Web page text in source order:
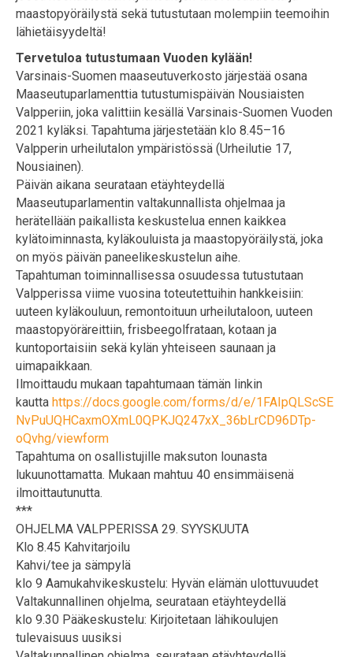
maastopyöräilystä sekä tutustutaan molempiin teemoihin
lähietäisyydeltä!
Tervetuloa tutustumaan Vuoden kylään!
Varsinais-Suomen maaseutuverkosto järjestää osana
Maaseutuparlamenttia tutustumispäivän Nousiaisten
Valpperiin, joka valittiin kesällä Varsinais-Suomen Vuoden
2021 kyläksi. Tapahtuma järjestetään klo 8.45–16
Valpperin urheilutalon ympäristössä (Urheilutie 17,
Nousiainen).
Päivän aikana seurataan etäyhteydellä
Maaseutuparlamentin valtakunnallista ohjelmaa ja
herätellään paikallista keskustelua ennen kaikkea
kylätoiminnasta, kyläkouluista ja maastopyöräilystä, joka
on myös päivän paneelikeskustelun aihe.
Tapahtuman toiminnallisessa osuudessa tutustutaan
Valpperissa viime vuosina toteutettuihin hankkeisiin:
uuteen kyläkouluun, remontoituun urheilutaloon, uuteen
maastopyöräreittiin, frisbeegolfrataan, kotaan ja
kuntoportaisiin sekä kylän yhteiseen saunaan ja
uimapaikkaan.
Ilmoittaudu mukaan tapahtumaan tämän linkin
kautta https://docs.google.com/forms/d/e/1FAIpQLScSE
NvPuUQHCaxmOXmL0QPKJQ247xX_36bLrCD96DTp-
oQvhg/viewform
Tapahtuma on osallistujille maksuton lounasta
lukuunottamatta. Mukaan mahtuu 40 ensimmäisenä
ilmoittautunutta.
***
OHJELMA VALPPERISSA 29. SYYSKUUTA
Klo 8.45 Kahvitarjoilu
Kahvi/tee ja sämpylä
klo 9 Aamukahvikeskustelu: Hyvän elämän ulottuvuudet
Valtakunnallinen ohjelma, seurataan etäyhteydellä
klo 9.30 Pääkeskustelu: Kirjoitetaan lähikoulujen
tulevaisuus uusiksi